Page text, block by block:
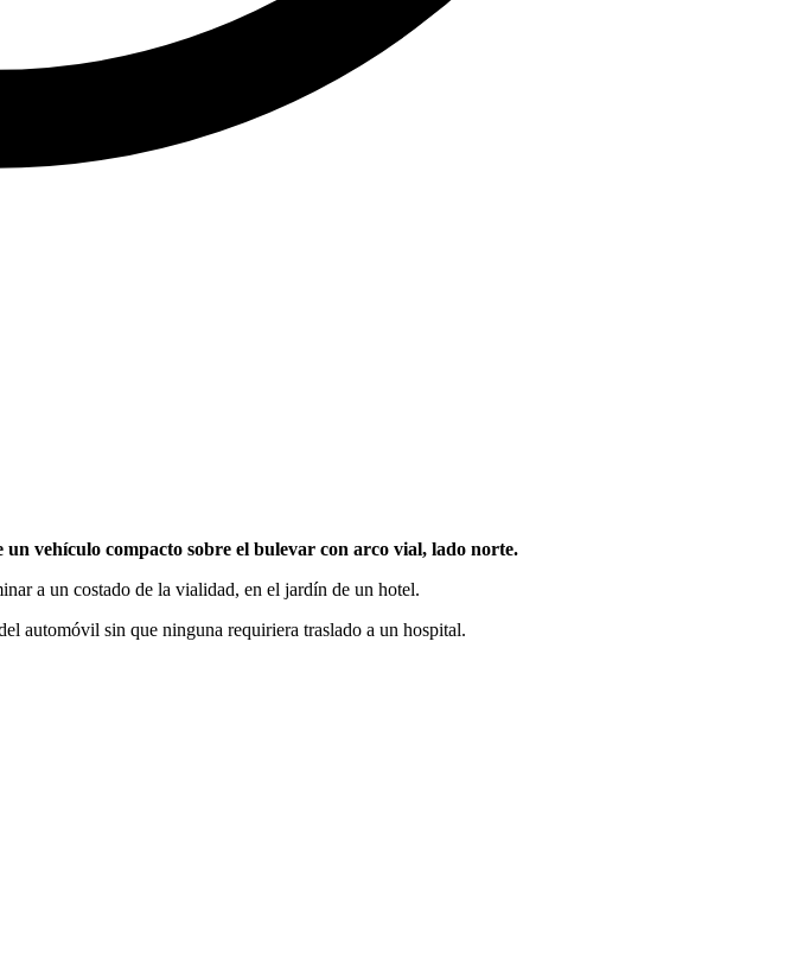
vehículo compacto sobre el bulevar con arco vial, lado norte.
a un costado de la vialidad, en el jardín de un hotel.
automóvil sin que ninguna requiriera traslado a un hospital.